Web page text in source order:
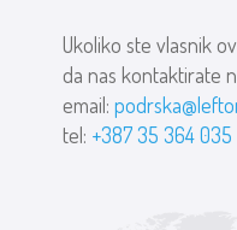
Ukoliko ste vlasnik
da nas kontaktirate
email:
tel: +387 35 364 035